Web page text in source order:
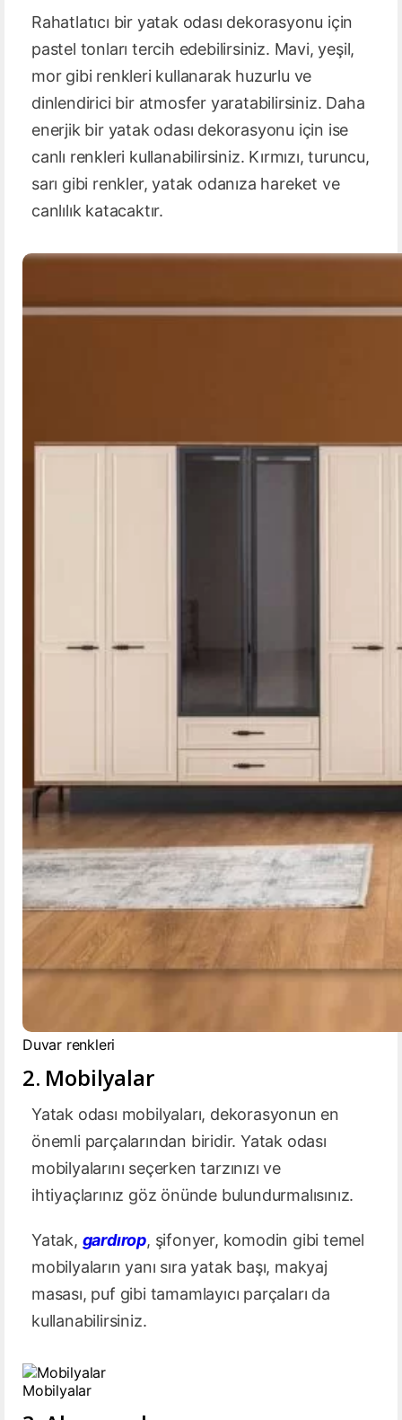
Rahatlatıcı bir yatak odası dekorasyonu için
pastel tonları tercih edebilirsiniz. Mavi, yeşil,
mor gibi renkleri kullanarak huzurlu ve
dinlendirici bir atmosfer yaratabilirsiniz. Daha
enerjik bir yatak odası dekorasyonu için ise
canlı renkleri kullanabilirsiniz. Kırmızı, turuncu,
sarı gibi renkler, yatak odanıza hareket ve
canlılık katacaktır.
Duvar renkleri
2. Mobilyalar
Yatak odası mobilyaları, dekorasyonun en
önemli parçalarından biridir. Yatak odası
mobilyalarını seçerken tarzınızı ve
ihtiyaçlarınız göz önünde bulundurmalısınız.
Yatak, gardırop, şifonyer, komodin gibi temel
mobilyaların yanı sıra yatak başı, makyaj
masası, puf gibi tamamlayıcı parçaları da
kullanabilirsiniz.
Mobilyalar